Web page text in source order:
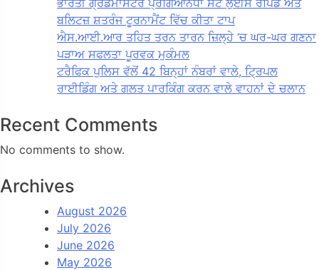
ਬਲਿਟਜ਼ ਸ਼ਤਰੰਜ ਟੂਰਨਾਮੈਂਟ ਵਿੱਚ ਕੀਤਾ ਟਾਪ
ਐਸ.ਆਈ.ਆਰ ਤਹਿਤ ਤਰਨ ਤਾਰਨ ਜ਼ਿਲ੍ਹੇ ‘ਚ ਘਰ-ਘਰ ਗਣਨਾ
ਪੜਾਅ ਸਫਲਤਾ ਪੂਰਵਕ ਮੁਕੰਮਲ
ਟਰੈਫਿਕ ਪੁਲਿਸ ਵੱਲੋਂ 42 ਬਿਨ੍ਹਾਂ ਨੰਬਰਾਂ ਵਾਲੇ, ਟ੍ਰਿਪਲ
ਰਾਈਡਿੰਗ ਅਤੇ ਗਲਤ ਪਾਰਕਿੰਗ ਕਰਨ ਵਾਲੇ ਵਾਹਨਾਂ ਦੇ ਚਲਾਨ
Recent Comments
No comments to show.
Archives
August 2026
July 2026
June 2026
May 2026